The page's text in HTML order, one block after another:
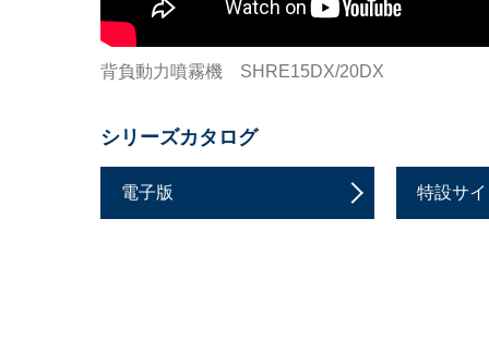
背負動力噴霧機 SHRE15DX/20DX
シリーズカタログ
電子版 特設サ